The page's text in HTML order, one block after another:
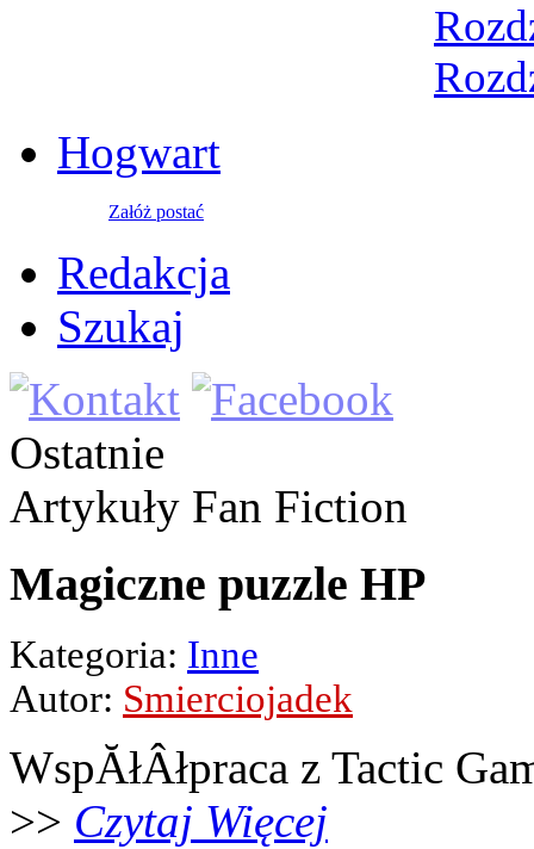
Hogwart
Załóż postać
Redakcja
Szukaj
Ostatnie
Artykuły Fan Fiction
Magiczne puzzle HP
Kategoria: Inne
Autor: Smierciojadek
WspĂłÂłpraca z Tactic
>> Czytaj Więcej